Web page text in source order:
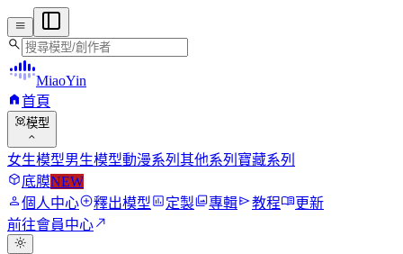
menu
search
MiaoYin
home首頁
view_in_ar模型
expand_more
女生模型男生模型動漫系列 其他系列 寶藏系列
deployed_code底膜NEW
person個人中心add_circle釋出模型assessment定製photo_library專輯send教程menu_book更新
前往會員中心north_east
light_mode